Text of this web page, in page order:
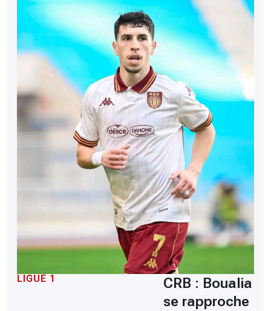
LIGUE 1
CRB : Boualia
se rapproche